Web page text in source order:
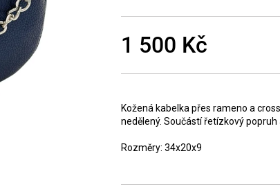
1 500 Kč
cena:
Kožená kabelka přes rameno a
nedělený. Součástí řetízkový
Rozměry: 34x20x9